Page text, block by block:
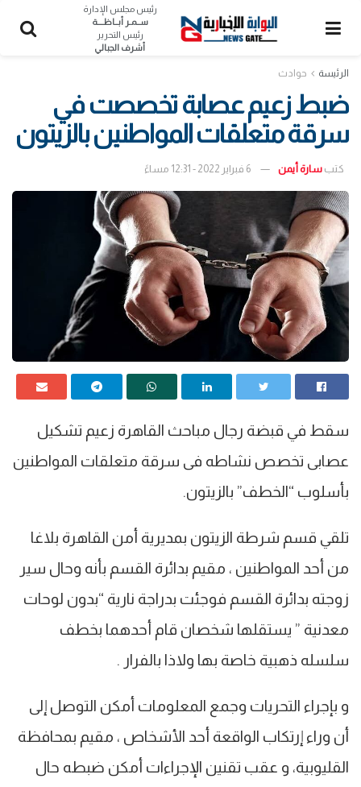
رئيس مجلس الإدارة
ســمـر أبــاظــــة
رئيس التحرير
أشرف الجبالي
الرئيسة حوادث
ضبط زعيم عصابة تخصصت في
سرقة متعلقات المواطنين بالزيتون
كتب سارة أيمن 6 فبراير 2022 - 12:31 مساءً
سقط في قبضة رجال مباحث القاهرة زعيم تشكيل
عصابى تخصص نشاطه فى سرقة متعلقات المواطنين
بأسلوب “الخطف” بالزيتون.
تلقي قسم شرطة الزيتون بمديرية أمن القاهرة بلاغا
من أحد المواطنين ، مقيم بدائرة القسم بأنه وحال سير
زوجته بدائرة القسم فوجئت بدراجة نارية “بدون لوحات
معدنية ” يستقلها شخصان قام أحدهما بخطف
سلسله ذهبية خاصة بها ولاذا بالفرار .
و بإجراء التحريات وجمع المعلومات أمكن التوصل إلى
أن وراء إرتكاب الواقعة أحد الأشخاص ، مقيم بمحافظة
القليوبية، و عقب تقنين الإجراءات أمكن ضبطه حال